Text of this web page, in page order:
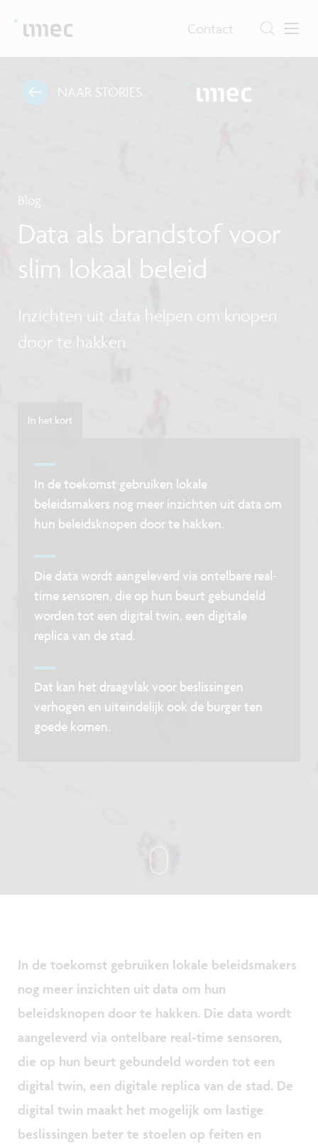
Contact
NAAR STORIES
Blog
Data als brandstof voor
slim lokaal beleid
Inzichten uit data helpen om knopen
door te hakken
In het kort
In de toekomst gebruiken lokale
beleidsmakers nog meer inzichten uit data om
hun beleidsknopen door te hakken.
Die data wordt aangeleverd via ontelbare real-
time sensoren, die op hun beurt gebundeld
worden tot een digital twin, een digitale
replica van de stad.
Dat kan het draagvlak voor beslissingen
verhogen en uiteindelijk ook de burger ten
goede komen.
In de toekomst gebruiken lokale beleidsmakers
nog meer inzichten uit data om hun
beleidsknopen door te hakken. Die data wordt
aangeleverd via ontelbare real-time sensoren,
die op hun beurt gebundeld worden tot een
digital twin, een digitale replica van de stad. De
digital twin maakt het mogelijk om lastige
beslissingen beter te stoelen op feiten en